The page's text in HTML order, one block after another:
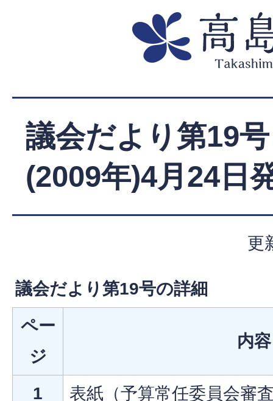
議会だより第19
(2009年)4月24日
更
議会だより第19号の詳細
ペー
ジ
内容
1
表紙（予算常任委員会審